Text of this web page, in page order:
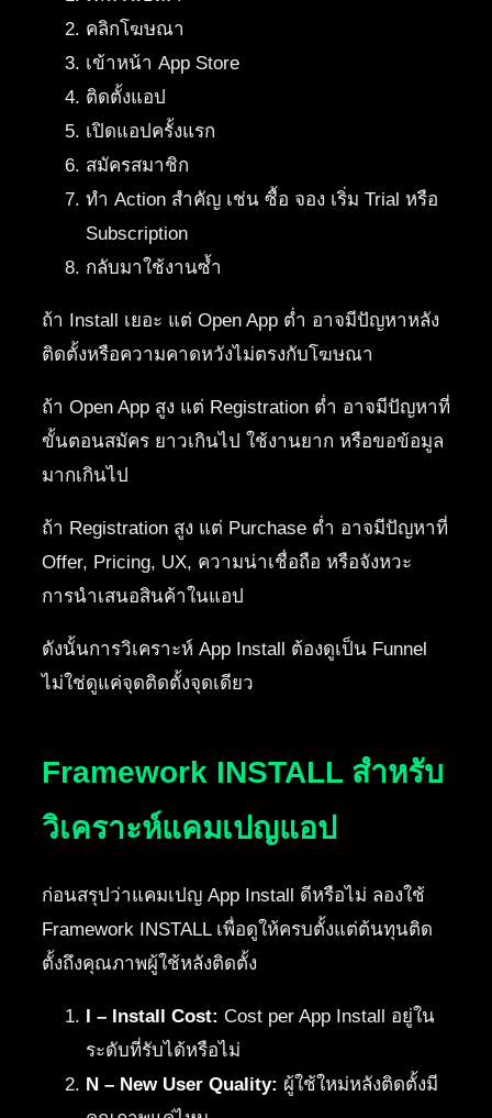
คลิกโฆษณา
เข้าหน้า App Store
ติดตั้งแอป
เปิดแอปครั้งแรก
สมัครสมาชิก
ทำ Action สำคัญ เช่น ซื้อ จอง เริ่ม Trial หรือ
Subscription
กลับมาใช้งานซ้ำ
ถ้า Install เยอะ แต่ Open App ต่ำ อาจมีปัญหาหลัง
ติดตั้งหรือความคาดหวังไม่ตรงกับโฆษณา
ถ้า Open App สูง แต่ Registration ต่ำ อาจมีปัญหาที่
ขั้นตอนสมัคร ยาวเกินไป ใช้งานยาก หรือขอข้อมูล
มากเกินไป
ถ้า Registration สูง แต่ Purchase ต่ำ อาจมีปัญหาที่
Offer, Pricing, UX, ความน่าเชื่อถือ หรือจังหวะ
การนำเสนอสินค้าในแอป
ดังนั้นการวิเคราะห์ App Install ต้องดูเป็น Funnel
ไม่ใช่ดูแค่จุดติดตั้งจุดเดียว
Framework INSTALL สำหรับ
วิเคราะห์แคมเปญแอป
ก่อนสรุปว่าแคมเปญ App Install ดีหรือไม่ ลองใช้
Framework INSTALL เพื่อดูให้ครบตั้งแต่ต้นทุนติด
ตั้งถึงคุณภาพผู้ใช้หลังติดตั้ง
I – Install Cost: Cost per App Install อยู่ใน
ระดับที่รับได้หรือไม่
N – New User Quality: ผู้ใช้ใหม่หลังติดตั้งมี